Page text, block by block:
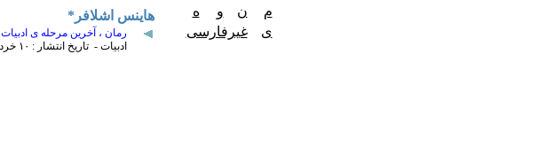
هاینس اشلافر*
رمان ، آخرین مرحله ی ادبیات
ادبیات - تاریخ انتشار : ۱۰ خرداد ۱٣٨۹ (٣۱ می ۲۰۱۰)
م
ن و
ه
ی
غیرفارسی